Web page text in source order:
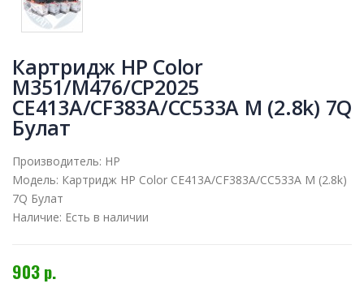
Картридж HP Color
M351/M476/CP2025
CE413A/CF383A/CC533A M (2.8k) 7Q
Булат
Производитель: HP
Модель: Картридж HP Color CE413A/CF383A/CC533A M (2.8k)
7Q Булат
Наличие: Есть в наличии
903 р.